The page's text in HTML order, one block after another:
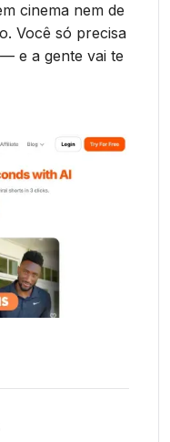
cinema nem de
Você só precisa
e a gente vai te